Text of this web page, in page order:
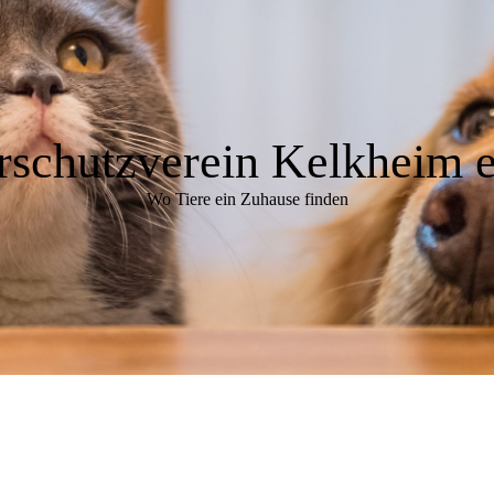
Kelkheim
Wo Tiere ein Zuhause finden